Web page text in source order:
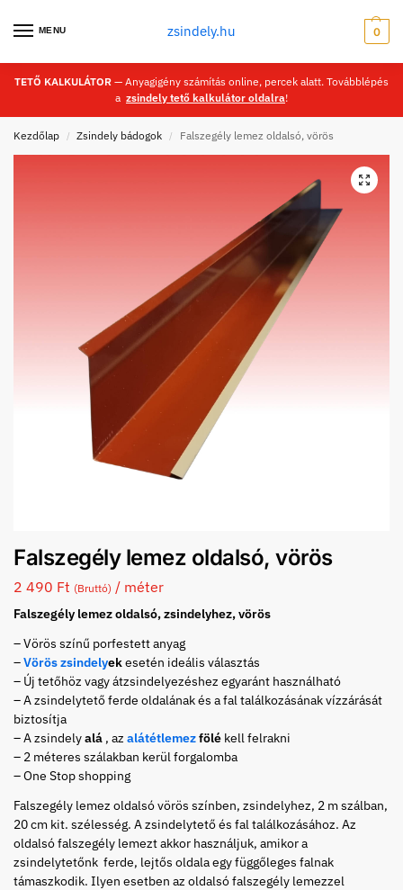
MENU zsindely.hu 0
TETŐ KALKULÁTOR — Anyagigény számítás online, percek alatt. Továbblépés
a zsindely tető kalkulátor oldalra!
Kezdőlap / Zsindely bádogok / Falszegély lemez oldalsó, vörös
Falszegély lemez oldalsó, vörös
2 490 Ft (Bruttó) / méter
Falszegély lemez oldalsó, zsindelyhez, vörös
– Vörös színű porfestett anyag
–Vörös zsindelyekesetén ideális választás
– Új tetőhöz vagy átzsindelyezéshez egyaránt használható
– A zsindelytető ferde oldalának és a fal találkozásának vízzárását
biztosítja
– A zsindelyalá , az alátétlemezfölé kell felrakni
– 2 méteres szálakban kerül forgalomba
– One Stop shopping
Falszegély lemez oldalsó vörös színben, zsindelyhez, 2 m szálban,
20 cm kit. szélesség. A zsindelytető és fal találkozásához. Az
oldalsó falszegély lemezt akkor használjuk, amikor a
zsindelytetőnk ferde, lejtős oldala egy függőleges falnak
támaszkodik. Ilyen esetben az oldalsó falszegély lemezzel